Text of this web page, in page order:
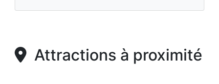
Attractions à proximité